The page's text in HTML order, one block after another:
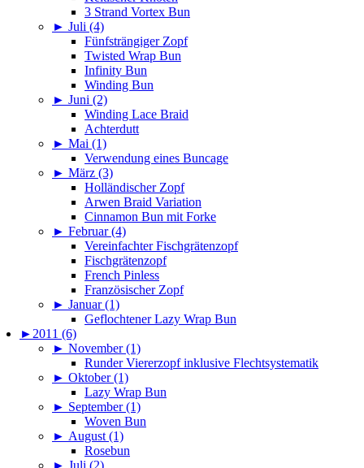
3 Strand Vortex Bun
► Juli (4)
Fünfsträngiger Zopf
Twisted Wrap Bun
Infinity Bun
Winding Bun
► Juni (2)
Winding Lace Braid
Achterdutt
► Mai (1)
Verwendung eines Buncage
► März (3)
Holländischer Zopf
Arwen Braid Variation
Cinnamon Bun mit Forke
► Februar (4)
Vereinfachter Fischgrätenzopf
Fischgrätenzopf
French Pinless
Französischer Zopf
► Januar (1)
Geflochtener Lazy Wrap Bun
► 2011 (6)
► November (1)
Runder Viererzopf inklusive Flechtsystematik
► Oktober (1)
Lazy Wrap Bun
► September (1)
Woven Bun
► August (1)
Rosebun